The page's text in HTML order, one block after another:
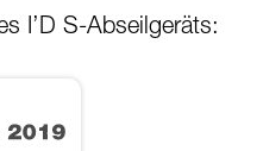
I’D S-Abseilgeräts: